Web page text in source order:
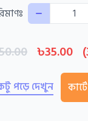
Quantity
৳35.00
পড়ে দেখুন